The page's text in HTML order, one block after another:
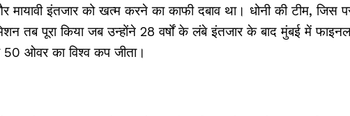
इंतजार को खत्म करने का काफी दबाव था। धोनी की टीम, जिस
तब पूरा किया जब उन्होंने 28 वर्षों के लंबे इंतजार के बाद मुंबई में फाइनल
ओवर का विश्व कप जीता।